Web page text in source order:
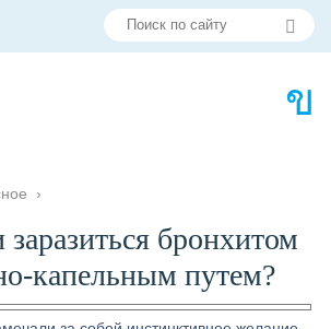
›
бронхитом
капельным путем?